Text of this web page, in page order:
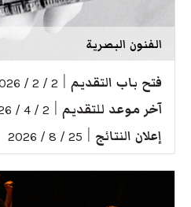
الفنون البصرية
فتح باب التقديم 2 / 2 / 2026
آخر موعد للتقديم 2 / 4 / 2026
إعلان النتائج 25 / 8 / 2026